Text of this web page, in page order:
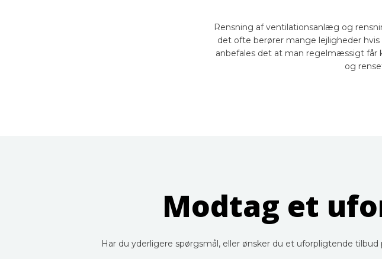
Rensning af ventilationsanlæg og
det ofte berører mange lejligheder
anbefales det at man regelmæssigt
og
Modtag et
​​Har du yderligere spørgsmål, eller ønsker du et uforpligtende